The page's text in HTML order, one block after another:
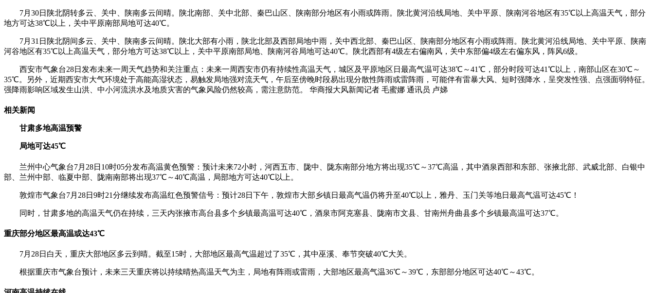
7月30日陕北阴转多云、关中、陕南多云间晴。陕北南部、关中北部、秦巴山区、陕南部分地区有小雨或阵雨。陕北黄河沿线局地、关中平原、陕南河谷地区有35℃以上高温天气，部分
地方可达38℃以上，关中平原南部局地可达40℃。
7月31日陕北阴间多云、关中、陕南多云间晴。陕北大部有小雨，陕北北部及西部局地中雨，关中西北部、秦巴山区、陕南部分地区有小雨或阵雨。陕北黄河沿线局地、关中平原、陕南
河谷地区有35℃以上高温天气，部分地方可达38℃以上，关中平原南部局地、陕南河谷局地可达40℃。陕北西部有4级左右偏南风，关中东部偏4级左右偏东风，阵风6级。
西安市气象台28日发布未来一周天气趋势和关注重点：未来一周西安市仍有持续性高温天气，城区及平原地区日最高气温可达38℃～41℃，部分时段可达41℃以上，南部山区在30℃～
35℃。另外，近期西安市大气环境处于高能高湿状态，易触发局地强对流天气，午后至傍晚时段易出现分散性阵雨或雷阵雨，可能伴有雷暴大风、短时强降水，呈突发性强、点强面弱特征。
强降雨影响区域发生山洪、中小河流洪水及地质灾害的气象风险仍然较高，需注意防范。 华商报大风新闻记者 毛蜜娜 通讯员 卢娣
相关新闻
甘肃多地高温预警
局地可达45℃
兰州中心气象台7月28日10时05分发布高温黄色预警：预计未来72小时，河西五市、陇中、陇东南部分地方将出现35℃～37℃高温，其中酒泉西部和东部、张掖北部、武威北部、白银中
部、兰州中部、临夏中部、陇南南部将出现37℃～40℃高温，局部地方可达40℃以上。
敦煌市气象台7月28日9时21分继续发布高温红色预警信号：预计28日下午，敦煌市大部乡镇日最高气温仍将升至40℃以上，雅丹、玉门关等地日最高气温可达45℃！
同时，甘肃多地的高温天气仍在持续，三天内张掖市高台县多个乡镇最高温可达40℃，酒泉市阿克塞县、陇南市文县、甘南州舟曲县多个乡镇最高温可达37℃。
重庆部分地区最高温或达43℃
7月28日白天，重庆大部地区多云到晴。截至15时，大部地区最高气温超过了35℃，其中巫溪、奉节突破40℃大关。
根据重庆市气象台预计，未来三天重庆将以持续晴热高温天气为主，局地有阵雨或雷雨，大部地区最高气温36℃～39℃，东部部分地区可达40℃～43℃。